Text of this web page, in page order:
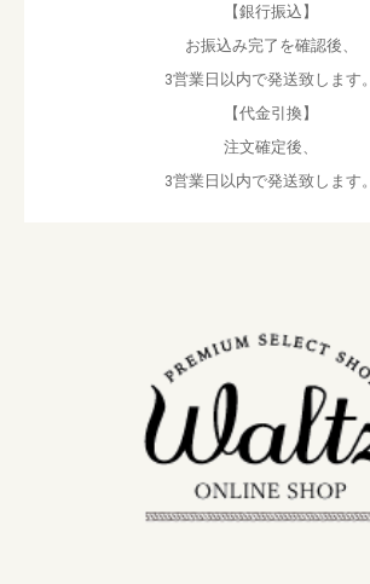
【銀行振込】
お振込み完了を確認後、
3営業日以内で発送致します。
【代金引換】
注文確定後、
3営業日以内で発送致します。